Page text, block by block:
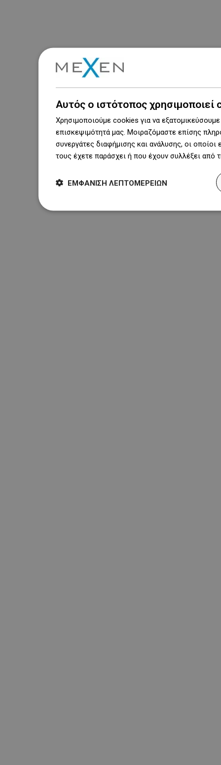
Αυτός ο ιστότοπος χρησιμοποιεί
Χρησιμοποιούμε cookies για να
επισκεψιμότητά μας. Μοιραζόμαστε επίσης
συνεργάτες διαφήμισης και ανάλυσης, οι
τους έχετε παράσχει ή που έχουν συλλέξει
ΕΜΦΆΝΙΣΗ ΛΕΠΤΟΜΕΡΕΙΏΝ